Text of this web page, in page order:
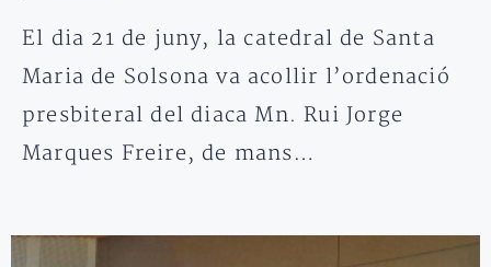
El dia 21 de juny, la catedral de Santa
Maria de Solsona va acollir l’ordenació
presbiteral del diaca Mn. Rui Jorge
Marques Freire, de mans…